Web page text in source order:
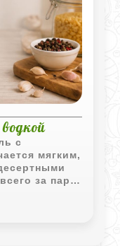
с
мягким,
за пару
вечерней